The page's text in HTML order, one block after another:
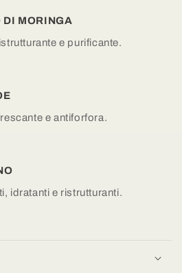
DI MORINGA
e purificante.
e antiforfora.
idratanti e ristrutturanti.